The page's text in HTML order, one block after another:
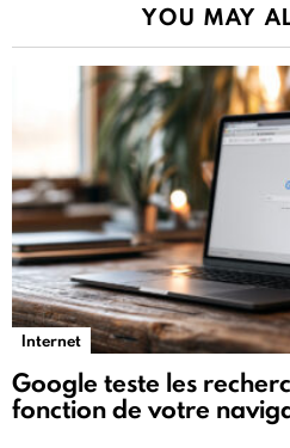
YOU MAY
Internet
Google teste les
fonction de votre